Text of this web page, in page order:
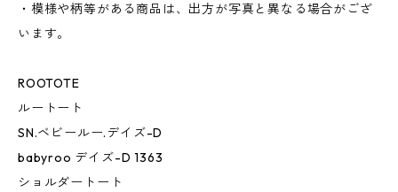
・模様や柄等がある商品は、出方が写真と異なる場合がござ
います。
ROOTOTE
ルートート
SN.ベビールー.デイズ-D
babyroo デイズ-D 1363
ショルダートート